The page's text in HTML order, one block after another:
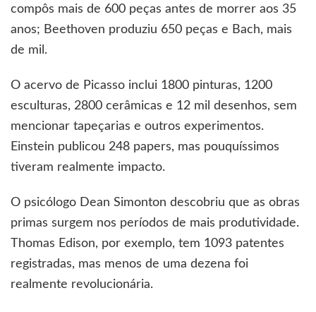
compôs mais de 600 peças antes de morrer aos 35
anos; Beethoven produziu 650 peças e Bach, mais
de mil.
O acervo de Picasso inclui 1800 pinturas, 1200
esculturas, 2800 cerâmicas e 12 mil desenhos, sem
mencionar tapeçarias e outros experimentos.
Einstein publicou 248 papers, mas pouquíssimos
tiveram realmente impacto.
O psicólogo Dean Simonton descobriu que as obras
primas surgem nos períodos de mais produtividade.
Thomas Edison, por exemplo, tem 1093 patentes
registradas, mas menos de uma dezena foi
realmente revolucionária.